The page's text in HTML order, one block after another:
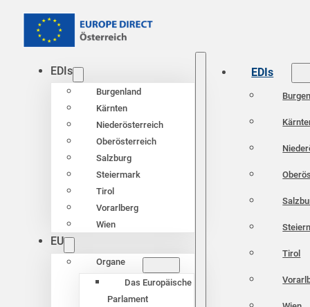
EDIs
Burgenland
Kärnten
Niederösterreich
Oberösterreich
Salzburg
Steiermark
Tirol
Vorarlberg
Wien
EU
Organe
Das Europäische
Parlament
EDIs
Tirol